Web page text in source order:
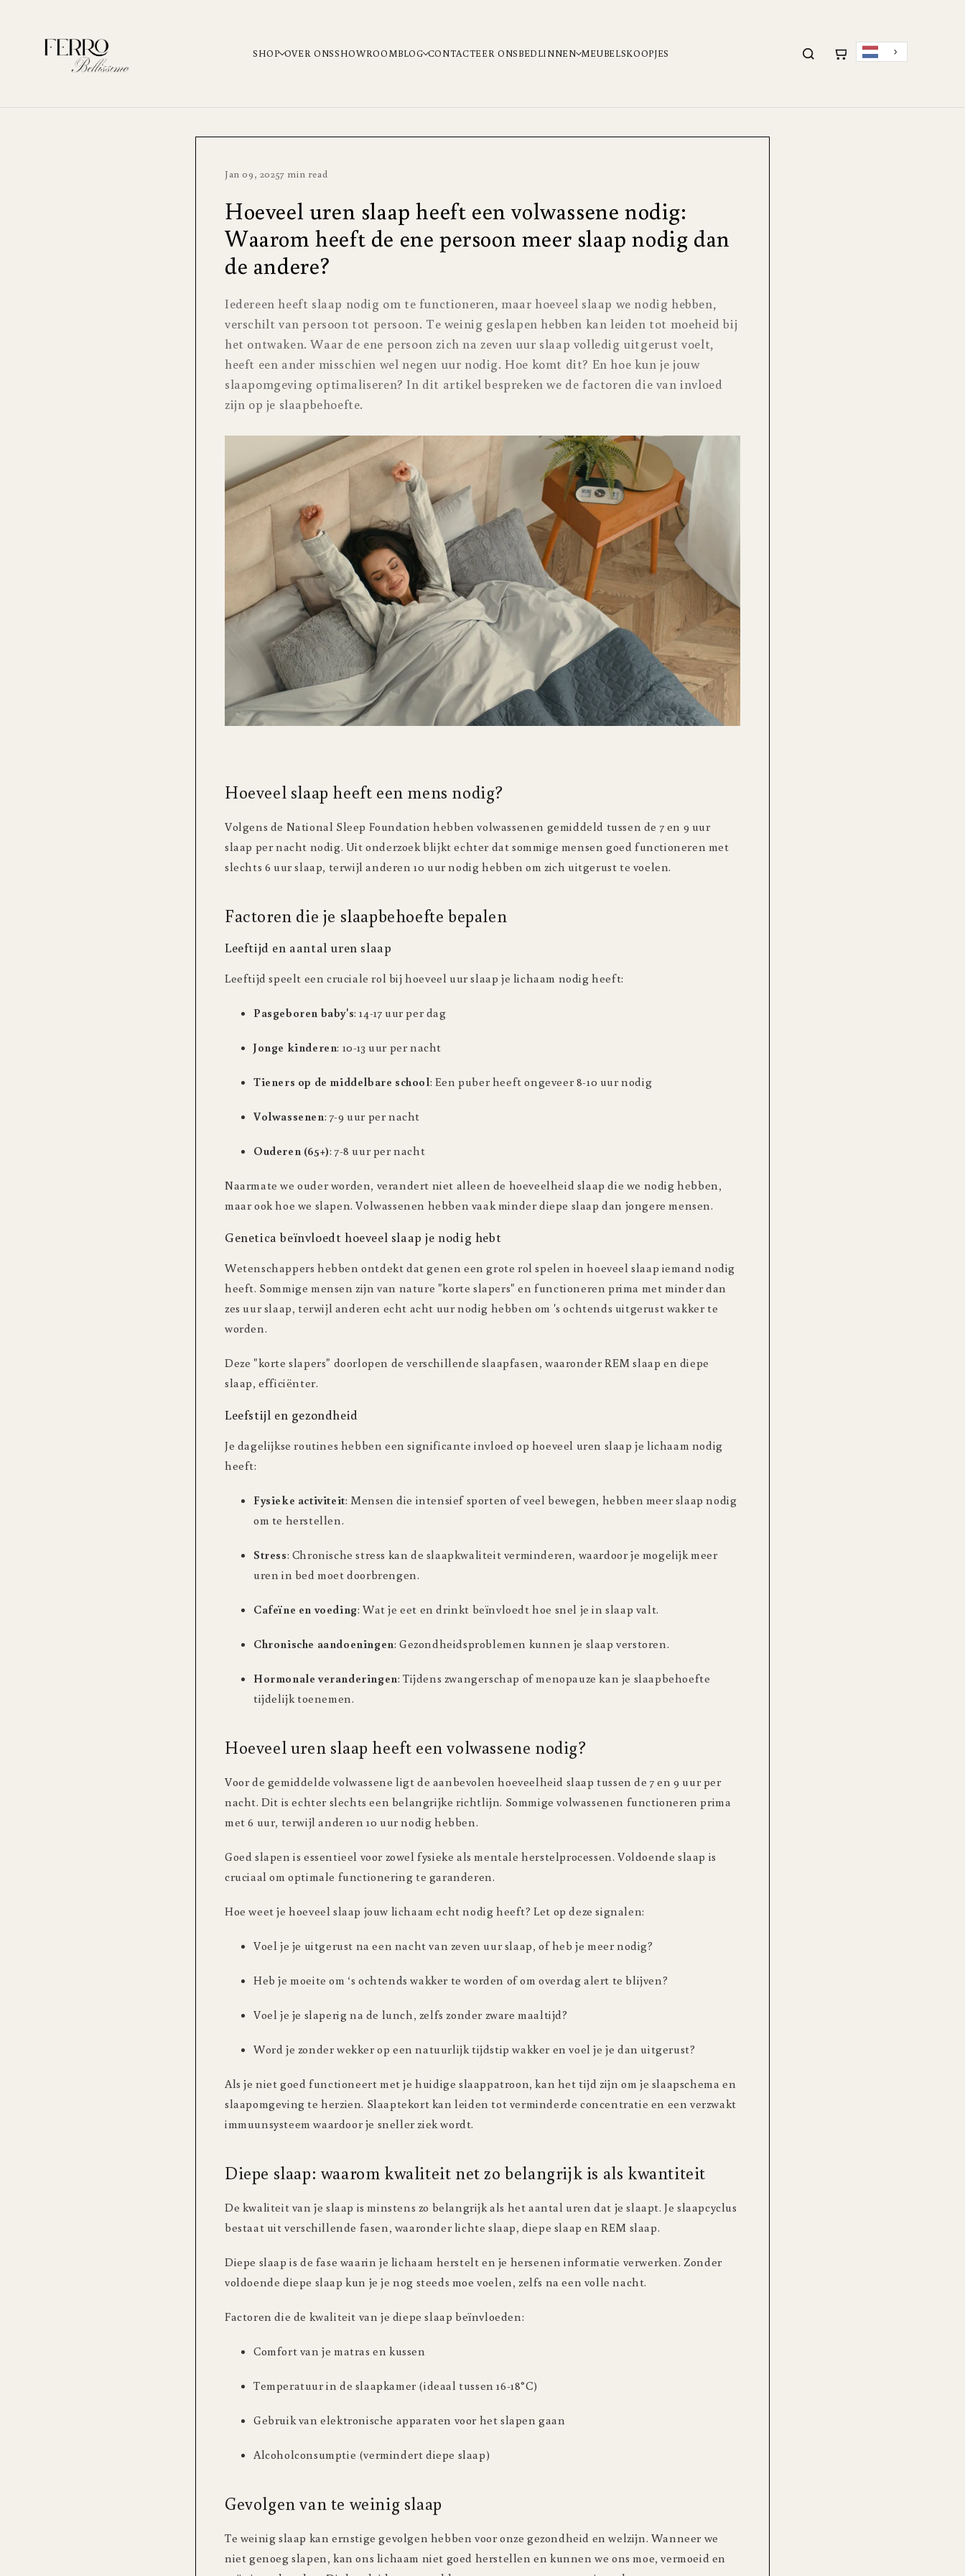
SHOP OVER ONSSHOWROOMBLOG CONTACTEER ONSBEDLINNEN MEUBELSKOOPJES
Jan 09, 20257 min read
Hoeveel uren slaap heeft een volwassene nodig:
Waarom heeft de ene persoon meer slaap nodig dan
de andere?
Iedereen heeft slaap nodig om te functioneren, maar hoeveel slaap we nodig hebben,
verschilt van persoon tot persoon. Te weinig geslapen hebben kan leiden tot moeheid bij
het ontwaken. Waar de ene persoon zich na zeven uur slaap volledig uitgerust voelt,
heeft een ander misschien wel negen uur nodig. Hoe komt dit? En hoe kun je jouw
slaapomgeving optimaliseren? In dit artikel bespreken we de factoren die van invloed
zijn op je slaapbehoefte.
Hoeveel slaap heeft een mens nodig?
Volgens de National Sleep Foundation hebben volwassenen gemiddeld tussen de 7 en 9 uur
slaap per nacht nodig. Uit onderzoek blijkt echter dat sommige mensen goed functioneren met
slechts 6 uur slaap, terwijl anderen 10 uur nodig hebben om zich uitgerust te voelen.
Factoren die je slaapbehoefte bepalen
Leeftijd en aantal uren slaap
Leeftijd speelt een cruciale rol bij hoeveel uur slaap je lichaam nodig heeft:
Pasgeboren baby's: 14-17 uur per dag
Jonge kinderen: 10-13 uur per nacht
Tieners op de middelbare school: Een puber heeft ongeveer 8-10 uur nodig
Volwassenen: 7-9 uur per nacht
Ouderen (65+): 7-8 uur per nacht
Naarmate we ouder worden, verandert niet alleen de hoeveelheid slaap die we nodig hebben,
maar ook hoe we slapen. Volwassenen hebben vaak minder diepe slaap dan jongere mensen.
Genetica beïnvloedt hoeveel slaap je nodig hebt
Wetenschappers hebben ontdekt dat genen een grote rol spelen in hoeveel slaap iemand nodig
heeft. Sommige mensen zijn van nature "korte slapers" en functioneren prima met minder dan
zes uur slaap, terwijl anderen echt acht uur nodig hebben om 's ochtends uitgerust wakker te
worden.
Deze "korte slapers" doorlopen de verschillende slaapfasen, waaronder REM slaap en diepe
slaap, efficiënter.
Leefstijl en gezondheid
Je dagelijkse routines hebben een significante invloed op hoeveel uren slaap je lichaam nodig
heeft:
Fysieke activiteit: Mensen die intensief sporten of veel bewegen, hebben meer slaap nodig
om te herstellen.
Stress: Chronische stress kan de slaapkwaliteit verminderen, waardoor je mogelijk meer
uren in bed moet doorbrengen.
Cafeïne en voeding: Wat je eet en drinkt beïnvloedt hoe snel je in slaap valt.
Chronische aandoeningen: Gezondheidsproblemen kunnen je slaap verstoren.
Hormonale veranderingen: Tijdens zwangerschap of menopauze kan je slaapbehoefte
tijdelijk toenemen.
Hoeveel uren slaap heeft een volwassene nodig?
Voor de gemiddelde volwassene ligt de aanbevolen hoeveelheid slaap tussen de 7 en 9 uur per
nacht. Dit is echter slechts een belangrijke richtlijn. Sommige volwassenen functioneren prima
met 6 uur, terwijl anderen 10 uur nodig hebben.
Goed slapen is essentieel voor zowel fysieke als mentale herstelprocessen. Voldoende slaap is
cruciaal om optimale functionering te garanderen.
Hoe weet je hoeveel slaap jouw lichaam echt nodig heeft? Let op deze signalen:
Voel je je uitgerust na een nacht van zeven uur slaap, of heb je meer nodig?
Heb je moeite om ‘s ochtends wakker te worden of om overdag alert te blijven?
Voel je je slaperig na de lunch, zelfs zonder zware maaltijd?
Word je zonder wekker op een natuurlijk tijdstip wakker en voel je je dan uitgerust?
Als je niet goed functioneert met je huidige slaappatroon, kan het tijd zijn om je slaapschema en
slaapomgeving te herzien. Slaaptekort kan leiden tot verminderde concentratie en een verzwakt
immuunsysteem waardoor je sneller ziek wordt.
Diepe slaap: waarom kwaliteit net zo belangrijk is als kwantiteit
De kwaliteit van je slaap is minstens zo belangrijk als het aantal uren dat je slaapt. Je slaapcyclus
bestaat uit verschillende fasen, waaronder lichte slaap, diepe slaap en REM slaap.
Diepe slaap is de fase waarin je lichaam herstelt en je hersenen informatie verwerken. Zonder
voldoende diepe slaap kun je je nog steeds moe voelen, zelfs na een volle nacht.
Factoren die de kwaliteit van je diepe slaap beïnvloeden:
Comfort van je matras en kussen
Temperatuur in de slaapkamer (ideaal tussen 16-18°C)
Gebruik van elektronische apparaten voor het slapen gaan
Alcoholconsumptie (vermindert diepe slaap)
Gevolgen van te weinig slaap
Te weinig slaap kan ernstige gevolgen hebben voor onze gezondheid en welzijn. Wanneer we
niet genoeg slapen, kan ons lichaam niet goed herstellen en kunnen we ons moe, vermoeid en